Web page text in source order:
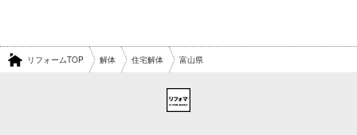
リフォームTOP 解体 住宅解体 富山県